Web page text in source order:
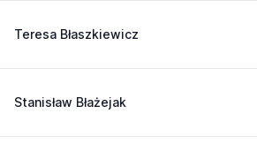
Teresa Błaszkiewicz
Stanisław Błażejak